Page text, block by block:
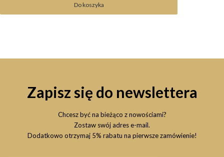
Do koszyka
Zapisz się do newslettera
Chcesz być na bieżąco z nowościami?
Zostaw swój adres e-mail.
Dodatkowo otrzymaj 5% rabatu na pierwsze zamówienie!